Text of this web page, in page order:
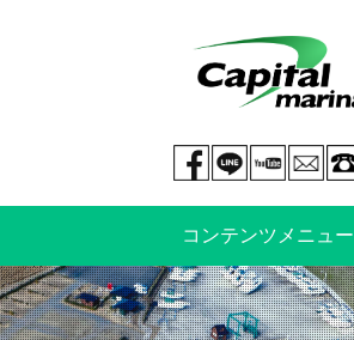
mail
You tube
LINE@
Facebook page
コンテンツメニュー
中古艇情報